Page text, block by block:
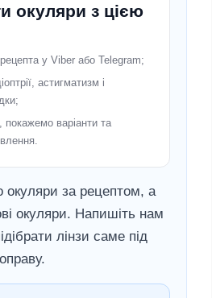
окуляри з цією
у Viber або Telegram;
астигматизм і
покажемо варіанти та
окуляри за рецептом, а
окуляри. Напишіть нам
лінзи саме під